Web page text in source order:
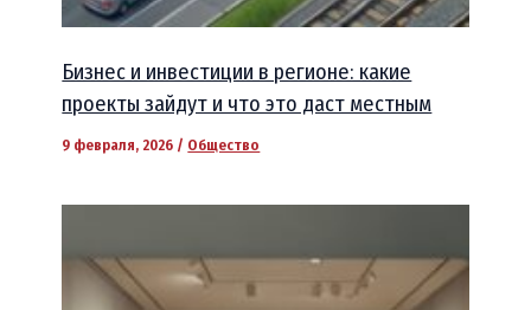
Бизнес и инвестиции в регионе: какие
проекты зайдут и что это даст местным
9 февраля, 2026 / Общество